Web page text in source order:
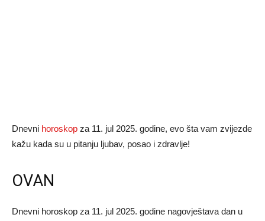
Dnevni horoskop za 11. jul 2025. godine, evo šta vam zvijezde
kažu kada su u pitanju ljubav, posao i zdravlje!
OVAN
Dnevni horoskop za 11. jul 2025. godine nagovještava dan u